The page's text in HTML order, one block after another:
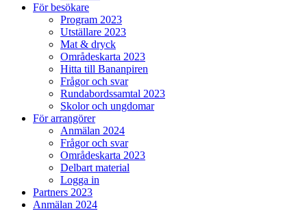
För besökare
Program 2023
Utställare 2023
Mat & dryck
Områdeskarta 2023
Hitta till Bananpiren
Frågor och svar
Rundabordssamtal 2023
Skolor och ungdomar
För arrangörer
Anmälan 2024
Frågor och svar
Områdeskarta 2023
Delbart material
Logga in
Partners 2023
Anmälan 2024